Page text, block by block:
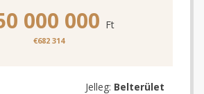
000 000 Ft
€682 314
Jelleg: Belterület